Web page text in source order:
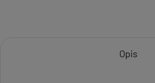
Opis